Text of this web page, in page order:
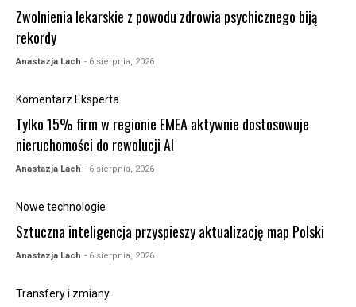
Zwolnienia lekarskie z powodu zdrowia psychicznego biją
rekordy
Anastazja Lach - 6 sierpnia, 2026
Komentarz Eksperta
Tylko 15% firm w regionie EMEA aktywnie dostosowuje
nieruchomości do rewolucji AI
Anastazja Lach - 6 sierpnia, 2026
Nowe technologie
Sztuczna inteligencja przyspieszy aktualizację map Polski
Anastazja Lach - 6 sierpnia, 2026
Transfery i zmiany